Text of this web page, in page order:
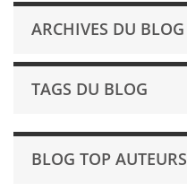
ARCHIVES DU BLOG
TAGS DU BLOG
BLOG TOP AUTEURS